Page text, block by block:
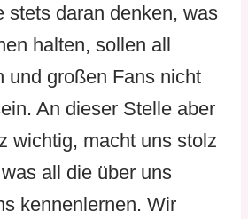
stets daran denken, was
halten, sollen all
und großen Fans nicht
An dieser Stelle aber
wichtig, macht uns stolz
all die über uns
kennenlernen. Wir